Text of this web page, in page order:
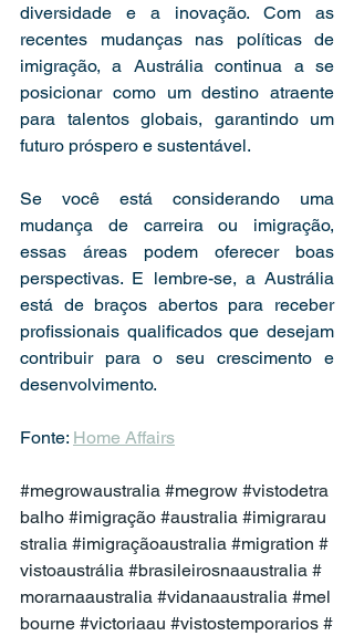
diversidade e a inovação. Com as
recentes mudanças nas políticas de
imigração, a Austrália continua a se
posicionar como um destino atraente
para talentos globais, garantindo um
futuro próspero e sustentável.
Se você está considerando uma
mudança de carreira ou imigração,
essas áreas podem oferecer boas
perspectivas. E lembre-se, a Austrália
está de braços abertos para receber
profissionais qualificados que desejam
contribuir para o seu crescimento e
desenvolvimento.
Fonte: Home Affairs
#megrowaustralia #megrow #vistodetra
balho #imigração #australia #imigrarau
stralia #imigraçãoaustralia #migration #
vistoaustrália #brasileirosnaaustralia #
morarnaaustralia #vidanaaustralia #mel
bourne #victoriaau #vistostemporarios #